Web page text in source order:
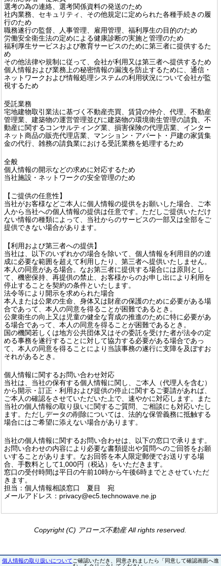
選考の為の連絡、選考関係資料の発送のため
社内業務、セキュリティ、その他規定に定められた各種手続きの履
行のため
職務遂行の監督、人事管理、雇用管理、福利厚生の目的のため
労働安全衛生法の定めによる健康診断の実施と管理のため
福利厚生サービスおよび教育サービスのために第三者に提供するた
め
その他法律や規制に従って、会社が利用又は第三者へ提供するため
個人情報および業務上の秘密情報の漏洩を防止するために、通信・
ネットワークおよび情報処理システムの利用状況について会社が監
視するため
受託業務
宅地建物取引業法に基づく不動産売買、賃貸の仲介、代理、不動産
管理業、建築物の運営管理並びに建築物の環境衛生管理の請負、不
動産に関するコンサルティング業、損害保険の代理店業、インター
ネット商品の販売代理店業、マンション・アパート・戸建の家賃集
金の代行、雑務の請負業における受託業務を処理するため
全般
個人情報の開示などの求めに対応するため
当社施設・ネットワークの安全管理のため
【ご提供の任意性】
当社がお客様などご本人に個人情報の提供をお願いした場合、ご本
人から当社への個人情報の提供は任意です。ただしご提供いただけ
ない情報の種類によって、当社からのサービスの一部又は全部をご
提供できない場合があります。
【利用および第三者への提供】
当社は、以下のいずれかの場合を除いて、個人情報を利用目的の達
成に必要な範囲を超えて利用したり、第三者へ提供いたしません。
本人の同意がある場合。なお第三者に提供する場合には原則とし
て、機密保持、再提供の禁止、お客様からのお申し出により利用を
停止することを契約の条件といたします。
法令等により開示を求められた場合
本人または公衆の生命、身体又は財産の保護のために必要がある場
合であって、本人の同意を得ることが困難であるとき。
公衆衛生の向上又は児童の健全な育成の推進のために特に必要があ
る場合であって、本人の同意を得ることが困難であるとき。
国の機関若しくは地方公共団体又はその委託を受けた者が法令の定
める事務を遂行することに対して協力する必要がある場合であっ
て、本人の同意を得ることにより当該事務の遂行に支障を及ぼすお
それがあるとき。
個人情報に関するお問い合わせ対応
当社は、当社の保有する個人情報に関し、ご本人（代理人を含む）
から開示・訂正・利用および提供の停止に関するご要請があれば、
ご本人の確認をさせていただいた上で、速やかに対応します。また
当社の個人情報の取り扱いに関するご質問、ご相談にも対応いたし
ます。ただしデータの削除については、法的な保管義務に抵触する
場合にはご希望に添えない場合があります。
当社の個人情報に関するお問い合わせは、以下の窓口で承ります。
お問い合わせの内容により必要な書類提出や質問へのご回答をお願
いすることがあります。なお回答を本人限定郵便でお送りする場
合、手数料として1,000円（税込）をいただきます。
窓口の受付時間は平日の午前10時から午後6時までとさせていただ
きます。
担当：個人情報相談窓口 夏目 宛
メールアドレス：privacy@ec5.technowave.ne.jp
Copyright (C) アローズ不動産 All rights reserved.
個人情報の取り扱いについて ご確認いただき、同意されましたら「同意して確認画面へ進